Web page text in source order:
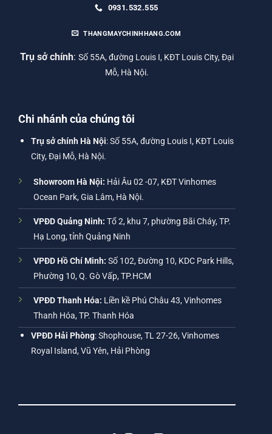
0931.532.555
THANGMAYCHINHHANG.COM
Trụ sở chính: Số 55A, đường Louis I, KĐT Louis City, Đại
Mỗ, Hà Nội.
Chi nhánh của chúng tôi
Trụ sở chính Hà Nội: Số 55A, đường Louis I, KĐT Louis
City, Đại Mỗ, Hà Nội.
Showroom Hà Nội: Hải Âu 02 -07, KĐT Vinhomes
Ocean Park, Gia Lâm, Hà Nội.
VPĐD Quảng Ninh: Tổ 2, khu 7, phường Bãi Cháy, TP.
Hạ Long, tỉnh Quảng Ninh
VPĐD Hồ Chí Minh: Số 102, Đường 10, KDC Park Hills,
Phường 10, Q. Gò Vấp, TP.HCM
VPĐD Thanh Hóa: Liền kề Phú Châu 43, Vinhomes
Thanh Hóa, TP. Thanh Hóa
VPĐD Hải Phòng: Shophouse, TL 27-26, Vinhomes
Royal Island, Vũ Yên, Hải Phòng